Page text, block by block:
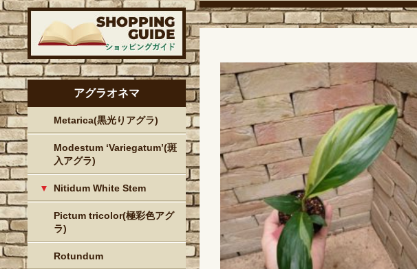
アグラオネマ
Metarica(黒光りアグラ)
Modestum ‘Variegatum’(斑
入アグラ)
Nitidum White Stem
Pictum tricolor(極彩色アグ
ラ)
Rotundum